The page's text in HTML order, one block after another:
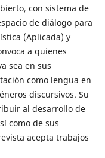
con sistema de
de diálogo para
(Aplicada) y
a quienes
sea en sus
como lengua en
discursivos. Su
al desarrollo de
como de sus
acepta trabajos